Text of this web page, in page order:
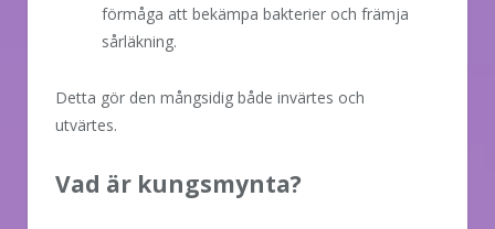
förmåga att bekämpa bakterier och främja
sårläkning.
Detta gör den mångsidig både invärtes och
utvärtes.
Vad är kungsmynta?